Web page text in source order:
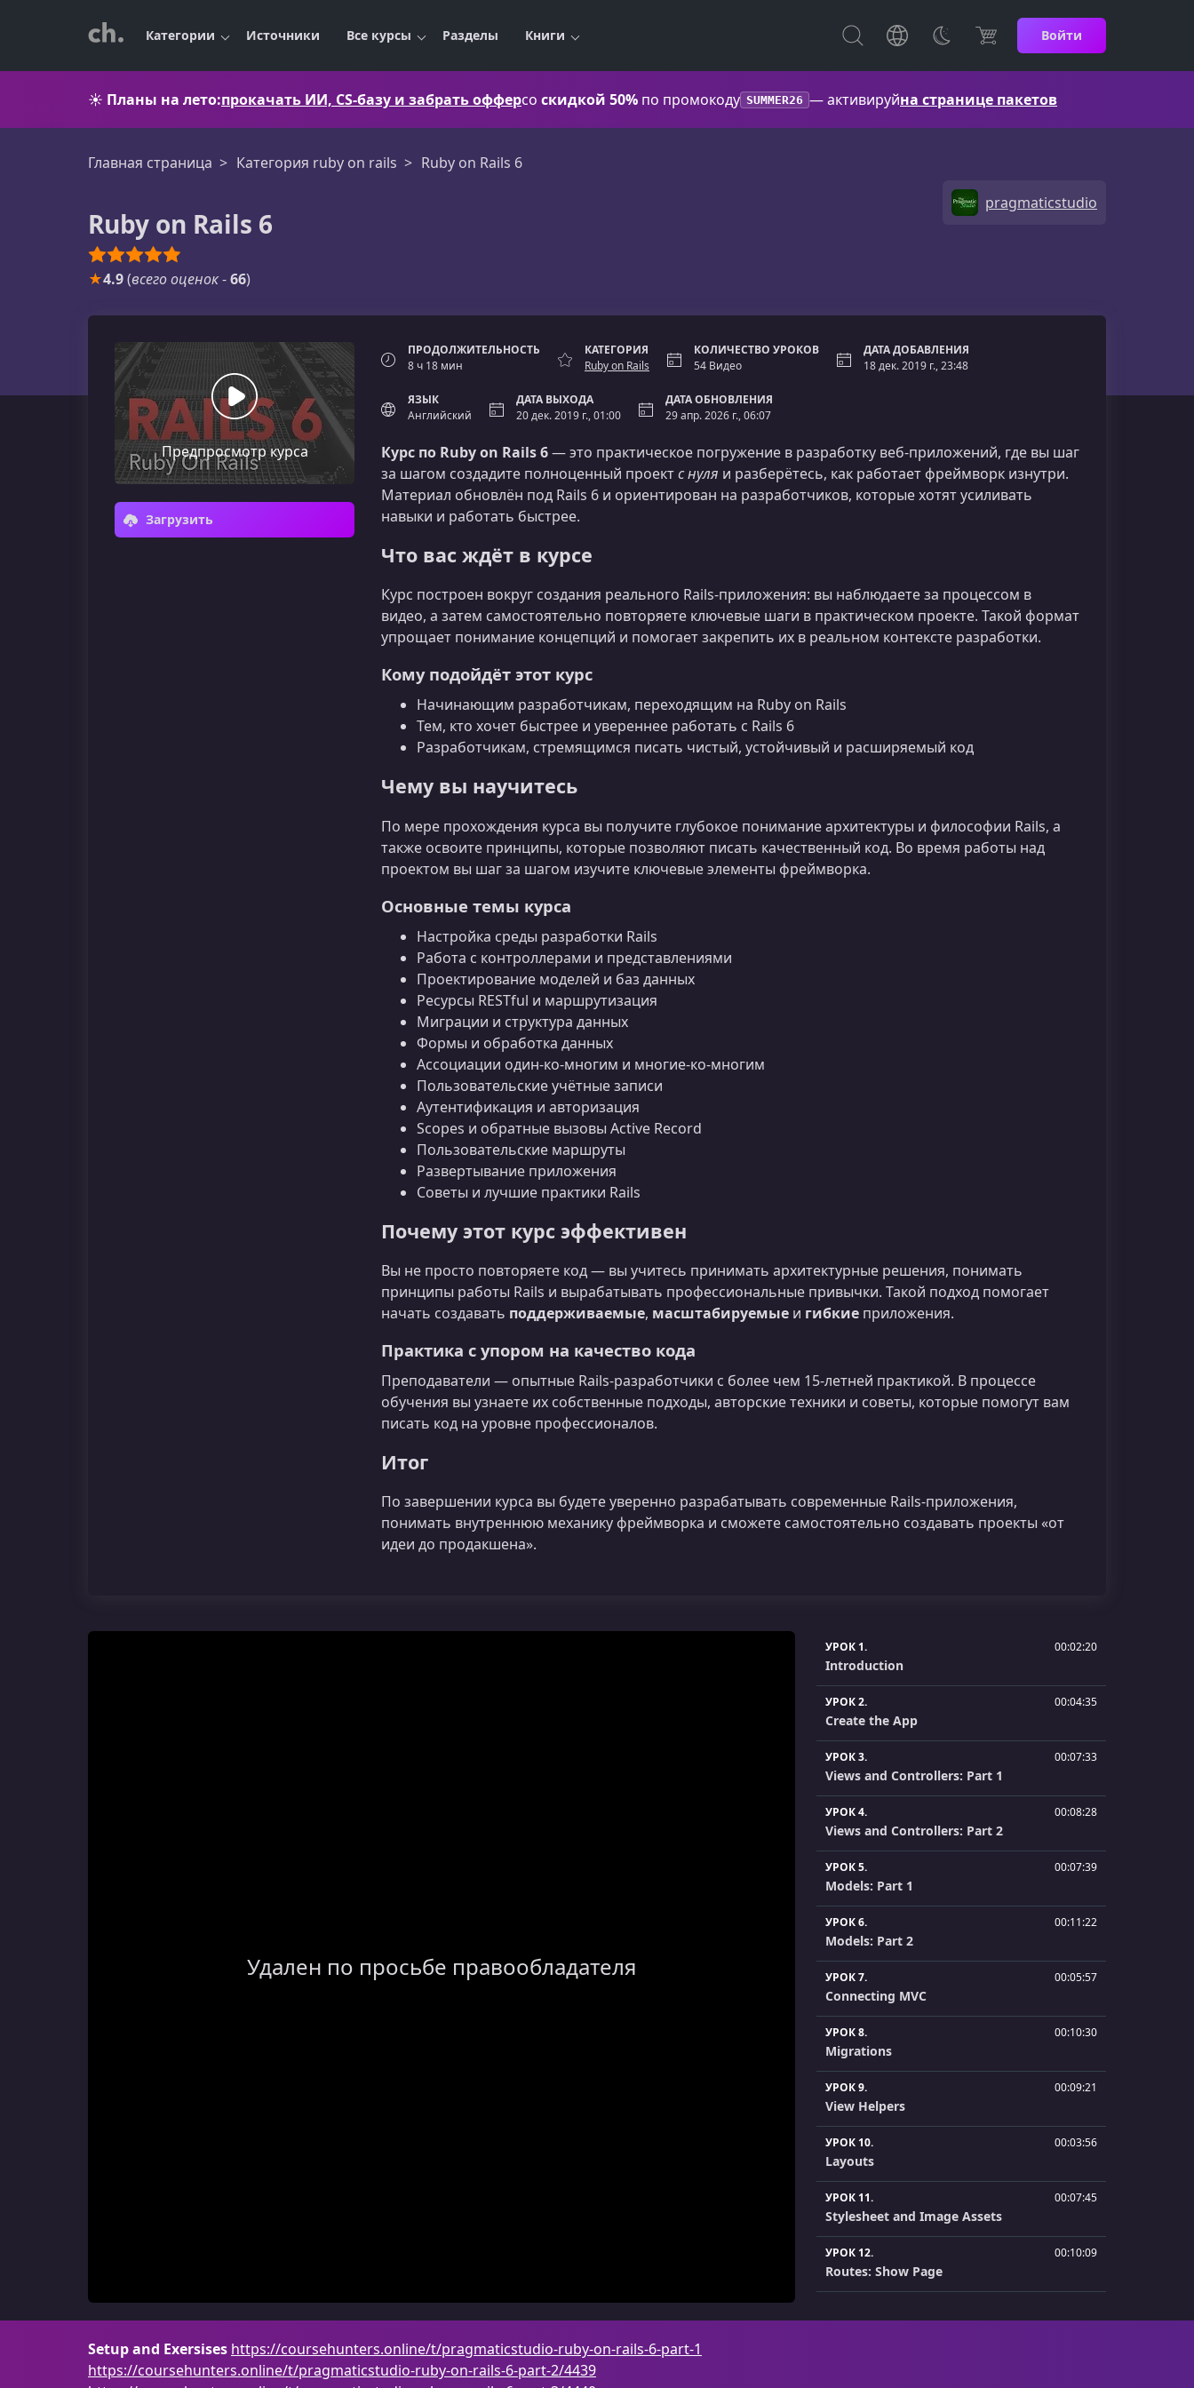
Категории Источники Все курсы Разделы Книги Войти
☀️ Планы на лето:прокачать ИИ, CS-базу и забрать офферсо скидкой 50% по промокоду SUMMER26 — активируйна странице пакетов
Главная страница Категория ruby on rails Ruby on Rails 6
Ruby on Rails 6
pragmaticstudio
★4.9(всего оценок-66)
Предпросмотр курса
Загрузить
ПРОДОЛЖИТЕЛЬНОСТЬ
8 ч 18 мин
КАТЕГОРИЯ
Ruby on Rails
КОЛИЧЕСТВО УРОКОВ
54 Видео
ДАТА ДОБАВЛЕНИЯ
18 дек. 2019 г., 23:48
ЯЗЫК
Английский
ДАТА ВЫХОДА
20 дек. 2019 г., 01:00
ДАТА ОБНОВЛЕНИЯ
29 апр. 2026 г., 06:07
Курс по Ruby on Rails 6— это практическое погружение в разработку веб‑приложений, где вы шаг
за шагом создадите полноценный проектс нуля и разберётесь, как работает фреймворк изнутри.
Материал обновлён под Rails 6 и ориентирован на разработчиков, которые хотят усиливать
навыки и работать быстрее.
Что вас ждёт в курсе
Курс построен вокруг создания реального Rails-приложения: вы наблюдаете за процессом в
видео, а затем самостоятельно повторяете ключевые шаги в практическом проекте. Такой формат
упрощает понимание концепций и помогает закрепить их в реальном контексте разработки.
Кому подойдёт этот курс
Начинающим разработчикам, переходящим на Ruby on Rails
Тем, кто хочет быстрее и увереннее работать с Rails 6
Разработчикам, стремящимся писать чистый, устойчивый и расширяемый код
Чему вы научитесь
По мере прохождения курса вы получите глубокое понимание архитектуры и философии Rails, а
также освоите принципы, которые позволяют писать качественный код. Во время работы над
проектом вы шаг за шагом изучите ключевые элементы фреймворка.
Основные темы курса
Настройка среды разработки Rails
Работа с контроллерами и представлениями
Проектирование моделей и баз данных
Ресурсы RESTful и маршрутизация
Миграции и структура данных
Формы и обработка данных
Ассоциации один‑ко‑многим и многие‑ко‑многим
Пользовательские учётные записи
Аутентификация и авторизация
Scopes и обратные вызовы Active Record
Пользовательские маршруты
Развертывание приложения
Советы и лучшие практики Rails
Почему этот курс эффективен
Вы не просто повторяете код — вы учитесь принимать архитектурные решения, понимать
принципы работы Rails и вырабатывать профессиональные привычки. Такой подход помогает
начать создавать поддерживаемые, масштабируемые и гибкие приложения.
Практика с упором на качество кода
Преподаватели — опытные Rails‑разработчики с более чем 15‑летней практикой. В процессе
обучения вы узнаете их собственные подходы, авторские техники и советы, которые помогут вам
писать код на уровне профессионалов.
Итог
По завершении курса вы будете уверенно разрабатывать современные Rails‑приложения,
понимать внутреннюю механику фреймворка и сможете самостоятельно создавать проекты «от
идеи до продакшена».
Удален по просьбе правообладателя
УРОК 1. 00:02:20
Introduction
УРОК 2. 00:04:35
Create the App
УРОК 3. 00:07:33
Views and Controllers: Part 1
УРОК 4. 00:08:28
Views and Controllers: Part 2
УРОК 5. 00:07:39
Models: Part 1
УРОК 6. 00:11:22
Models: Part 2
УРОК 7. 00:05:57
Connecting MVC
УРОК 8. 00:10:30
Migrations
УРОК 9. 00:09:21
View Helpers
УРОК 10. 00:03:56
Layouts
УРОК 11. 00:07:45
Stylesheet and Image Assets
УРОК 12. 00:10:09
Routes: Show Page
Setup and Exersises https://coursehunters.online/t/pragmaticstudio-ruby-on-rails-6-part-1
https://coursehunters.online/t/pragmaticstudio-ruby-on-rails-6-part-2/4439